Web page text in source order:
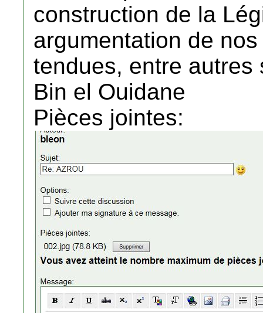
construction de la
argumentation de
tendues, entre autres
Bin el Ouidane
Pièces jointes: